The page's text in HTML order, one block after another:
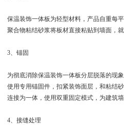
保温装饰一体板为轻型材料，产品自重每
聚合物粘结砂浆将板材直接粘贴到墙面，
3、锚固
为彻底消除保温装饰一体板分层脱落的现
使用专用锚固件，扣紧装饰面层，和粘结
连接为一体，使用双重固定模式，为建筑墙
4、接缝处理